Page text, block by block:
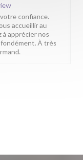
confiance.
accueillir au
à apprécier nos
À très